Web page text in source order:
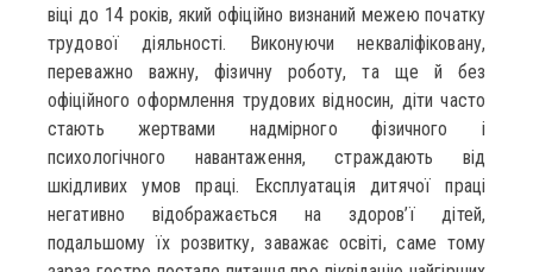
віці до 14 років, який офіційно визнаний межею початку
трудової діяльності. Виконуючи некваліфіковану,
переважно важну, фізичну роботу, та ще й без
офіційного оформлення трудових відносин, діти часто
стають жертвами надмірного фізичного і
психологічного навантаження, страждають від
шкідливих умов праці. Експлуатація дитячої праці
негативно відображається на здоров’ї дітей,
подальшому їх розвитку, заважає освіті, саме тому